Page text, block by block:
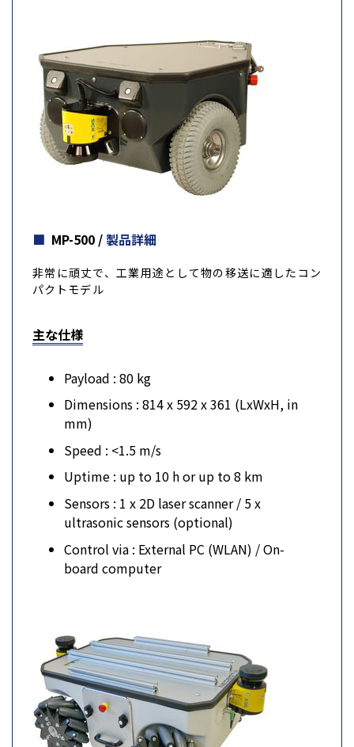
MP-500 / 製品詳細
非常に頑丈で、工業用途として物の移送に適したコン
パクトモデル
主な仕様
Payload : 80 kg
Dimensions : 814 x 592 x 361 (LxWxH, in
mm)
Speed : <1.5 m/s
Uptime : up to 10 h or up to 8 km
Sensors : 1 x 2D laser scanner / 5 x
ultrasonic sensors (optional)
Control via : External PC (WLAN) / On-
board computer